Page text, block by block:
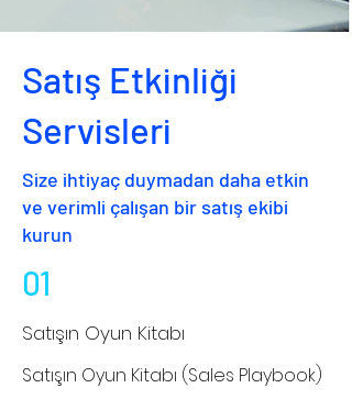
Satış Etkinliği
Servisleri
Size ihtiyaç duymadan daha etkin
ve verimli çalışan bir satış ekibi
kurun
01
Satışın Oyun Kitabı
Satışın Oyun Kitabı (Sales Playbook)